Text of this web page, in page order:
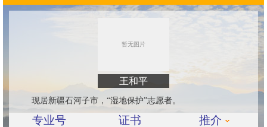
王和平
现居新疆石河子市，“湿地保护”志愿者。
专业号 证书 推介